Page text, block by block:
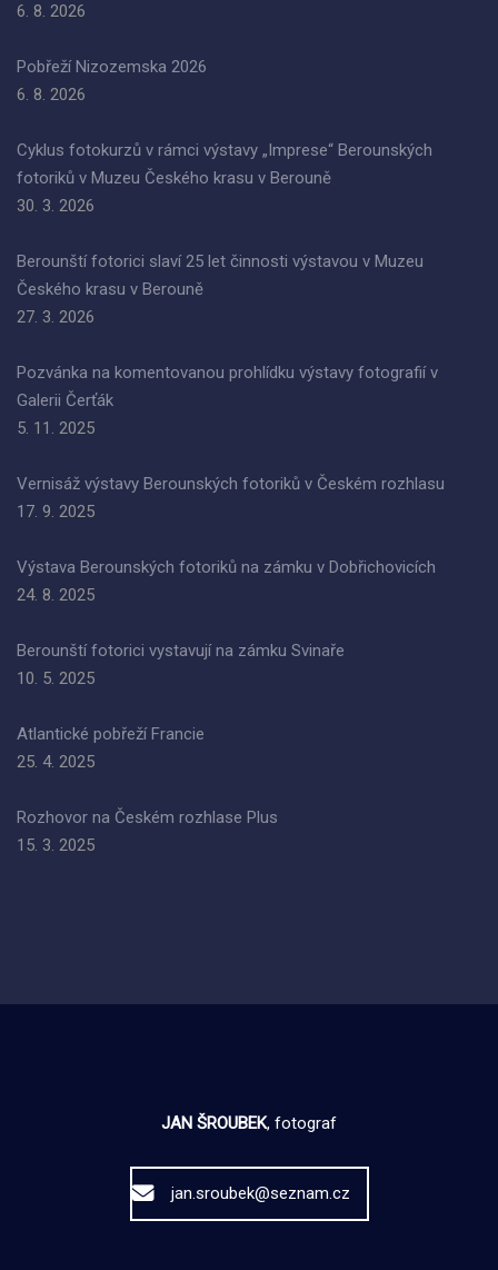
6. 8. 2026
Pobřeží Nizozemska 2026
6. 8. 2026
Cyklus fotokurzů v rámci výstavy „Imprese“ Berounských
fotoriků v Muzeu Českého krasu v Berouně
30. 3. 2026
Berounští fotorici slaví 25 let činnosti výstavou v Muzeu
Českého krasu v Berouně
27. 3. 2026
Pozvánka na komentovanou prohlídku výstavy fotografií v
Galerii Čerťák
5. 11. 2025
Vernisáž výstavy Berounských fotoriků v Českém rozhlasu
17. 9. 2025
Výstava Berounských fotoriků na zámku v Dobřichovicích
24. 8. 2025
Berounští fotorici vystavují na zámku Svinaře
10. 5. 2025
Atlantické pobřeží Francie
25. 4. 2025
Rozhovor na Českém rozhlase Plus
15. 3. 2025
JAN ŠROUBEK, fotograf
jan.sroubek@seznam.cz